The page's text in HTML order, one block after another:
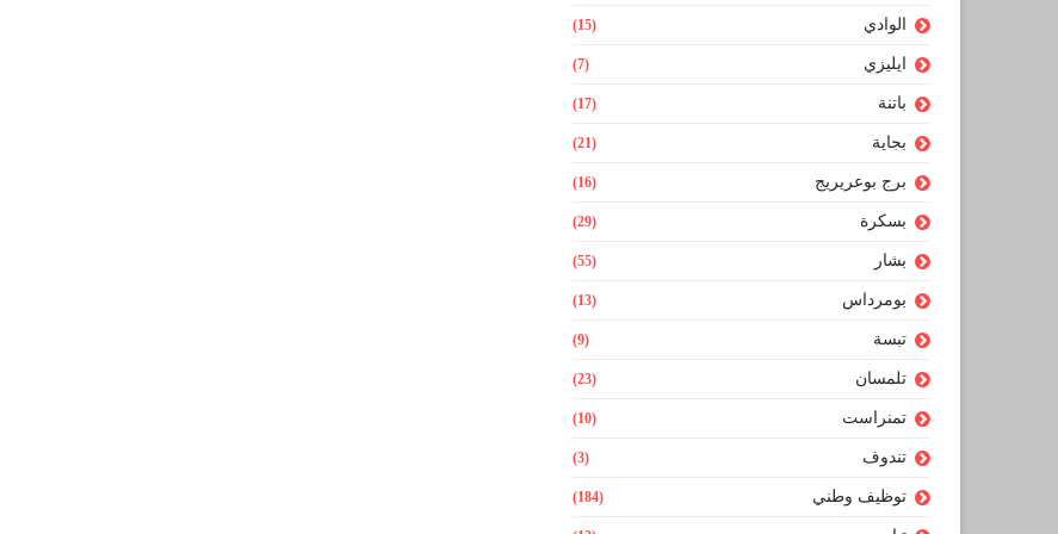
الوادي (15)
ايليزي (7)
باتنة (17)
بجاية (21)
برج بوعريريج (16)
بسكرة (29)
بشار (55)
بومرداس (13)
تبسة (9)
تلمسان (23)
تمنراست (10)
تندوف (3)
توظيف وطني (184)